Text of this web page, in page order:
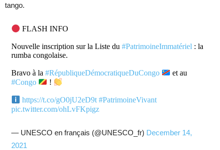
tango.
FLASH INFO
Nouvelle inscription sur la Liste du #PatrimoineImmatériel : la
rumba congolaise.
Bravo à la #RépubliqueDémocratiqueDuCongo
et au
#Congo
!
https://t.co/gO0jU2eD9t #PatrimoineVivant
pic.twitter.com/ohLvFKpigz
— UNESCO en français (@UNESCO_fr) December 14,
2021